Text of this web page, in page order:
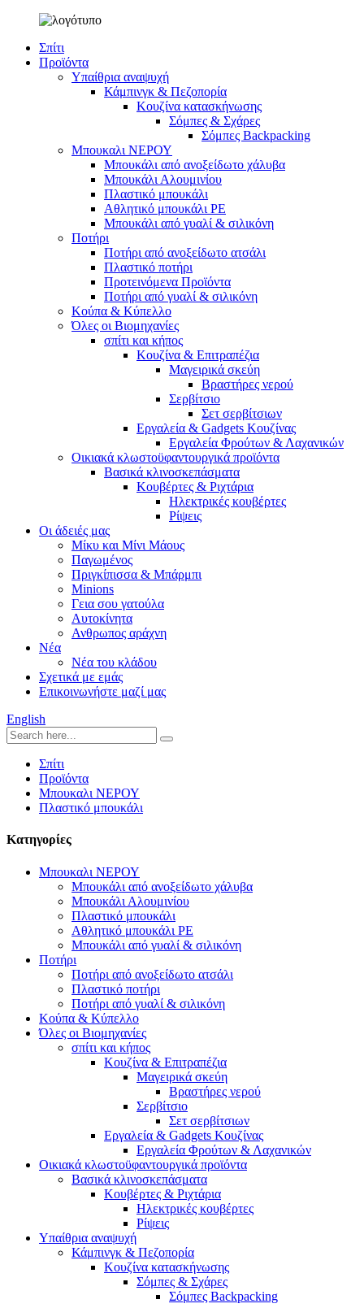
Σπίτι
Προϊόντα
Υπαίθρια αναψυχή
Κάμπινγκ & Πεζοπορία
Κουζίνα κατασκήνωσης
Σόμπες & Σχάρες
Σόμπες Backpacking
Μπουκαλι ΝΕΡΟΥ
Μπουκάλι από ανοξείδωτο χάλυβα
Μπουκάλι Αλουμινίου
Πλαστικό μπουκάλι
Αθλητικό μπουκάλι PE
Μπουκάλι από γυαλί & σιλικόνη
Ποτήρι
Ποτήρι από ανοξείδωτο ατσάλι
Πλαστικό ποτήρι
Προτεινόμενα Προϊόντα
Ποτήρι από γυαλί & σιλικόνη
Κούπα & Κύπελλο
Όλες οι Βιομηχανίες
σπίτι και κήπος
Κουζίνα & Επιτραπέζια
Μαγειρικά σκεύη
Βραστήρες νερού
Σερβίτσιο
Σετ σερβίτσιων
Εργαλεία & Gadgets Κουζίνας
Εργαλεία Φρούτων & Λαχανικών
Οικιακά κλωστοϋφαντουργικά προϊόντα
Βασικά κλινοσκεπάσματα
Κουβέρτες & Ριχτάρια
Ηλεκτρικές κουβέρτες
Ρίψεις
Οι άδειές μας
Μίκυ και Μίνι Μάους
Παγωμένος
Πριγκίπισσα & Μπάρμπι
Minions
Γεια σου γατούλα
Αυτοκίνητα
Ανθρωπος αράχνη
Νέα
Νέα του κλάδου
Σχετικά με εμάς
Επικοινωνήστε μαζί μας
English
Σπίτι
Προϊόντα
Μπουκαλι ΝΕΡΟΥ
Πλαστικό μπουκάλι
Κατηγορίες
Μπουκαλι ΝΕΡΟΥ
Μπουκάλι από ανοξείδωτο χάλυβα
Μπουκάλι Αλουμινίου
Πλαστικό μπουκάλι
Αθλητικό μπουκάλι PE
Μπουκάλι από γυαλί & σιλικόνη
Ποτήρι
Ποτήρι από ανοξείδωτο ατσάλι
Πλαστικό ποτήρι
Ποτήρι από γυαλί & σιλικόνη
Κούπα & Κύπελλο
Όλες οι Βιομηχανίες
σπίτι και κήπος
Κουζίνα & Επιτραπέζια
Μαγειρικά σκεύη
Βραστήρες νερού
Σερβίτσιο
Σετ σερβίτσιων
Εργαλεία & Gadgets Κουζίνας
Εργαλεία Φρούτων & Λαχανικών
Οικιακά κλωστοϋφαντουργικά προϊόντα
Βασικά κλινοσκεπάσματα
Κουβέρτες & Ριχτάρια
Ηλεκτρικές κουβέρτες
Ρίψεις
Υπαίθρια αναψυχή
Κάμπινγκ & Πεζοπορία
Κουζίνα κατασκήνωσης
Σόμπες & Σχάρες
Σόμπες Backpacking